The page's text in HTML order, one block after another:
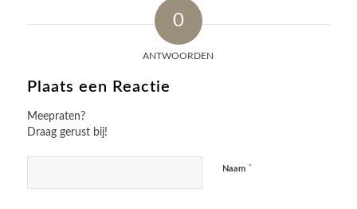
0
ANTWOORDEN
Plaats een Reactie
Meepraten?
Draag gerust bij!
Naam *